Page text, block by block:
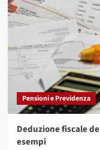
Pensioni e Previdenza
Deduzione fiscale
esempi